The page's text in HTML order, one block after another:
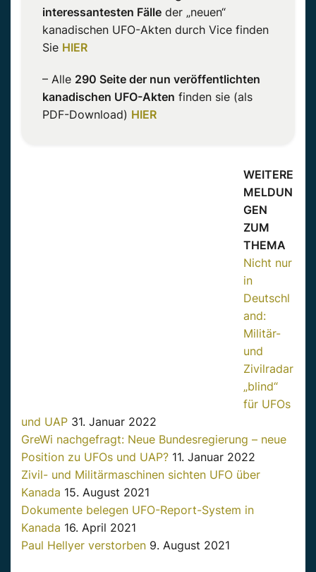
interessantesten Fälle der „neuen“
kanadischen UFO-Akten durch Vice finden
Sie HIER
– Alle 290 Seite der nun veröffentlichten
kanadischen UFO-Akten finden sie (als
PDF-Download) HIER
WEITERE
MELDUN
GEN
ZUM
THEMA
Nicht nur
in
Deutschl
and:
Militär-
und
Zivilradar
„blind“
für UFOs
und UAP 31. Januar 2022
GreWi nachgefragt: Neue Bundesregierung – neue
Position zu UFOs und UAP? 11. Januar 2022
Zivil- und Militärmaschinen sichten UFO über
Kanada 15. August 2021
Dokumente belegen UFO-Report-System in
Kanada 16. April 2021
Paul Hellyer verstorben 9. August 2021